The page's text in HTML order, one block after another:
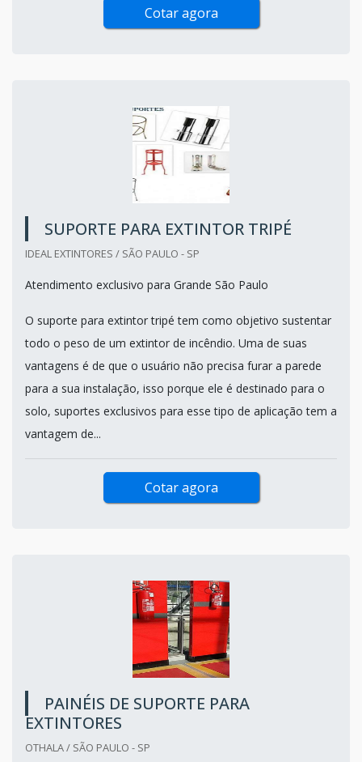
Cotar agora
SUPORTE PARA EXTINTOR TRIPÉ
IDEAL EXTINTORES / SÃO PAULO - SP
Atendimento exclusivo para Grande São Paulo
O suporte para extintor tripé tem como objetivo sustentar
todo o peso de um extintor de incêndio. Uma de suas
vantagens é de que o usuário não precisa furar a parede
para a sua instalação, isso porque ele é destinado para o
solo, suportes exclusivos para esse tipo de aplicação tem a
vantagem de...
Cotar agora
PAINÉIS DE SUPORTE PARA
EXTINTORES
OTHALA / SÃO PAULO - SP